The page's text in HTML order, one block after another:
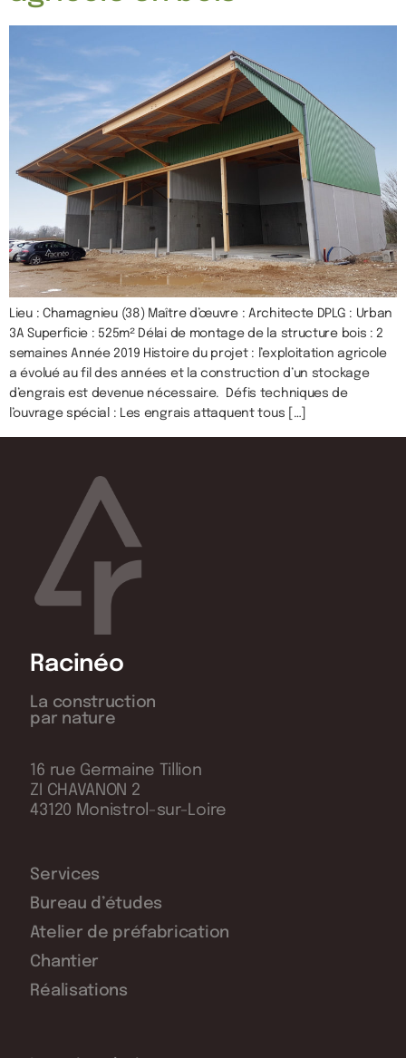
Lieu : Chamagnieu (38) Maître d’œuvre : Architecte DPLG : Urban
3A Superficie : 525m² Délai de montage de la structure bois : 2
semaines Année 2019 Histoire du projet : l’exploitation agricole
a évolué au fil des années et la construction d’un stockage
d’engrais est devenue nécessaire. Défis techniques de
l’ouvrage spécial : Les engrais attaquent tous […]
Racinéo
La construction
par nature
16 rue Germaine Tillion
ZI CHAVANON 2
43120 Monistrol-sur-Loire
Services
Bureau d’études
Atelier de préfabrication
Chantier
Réalisations